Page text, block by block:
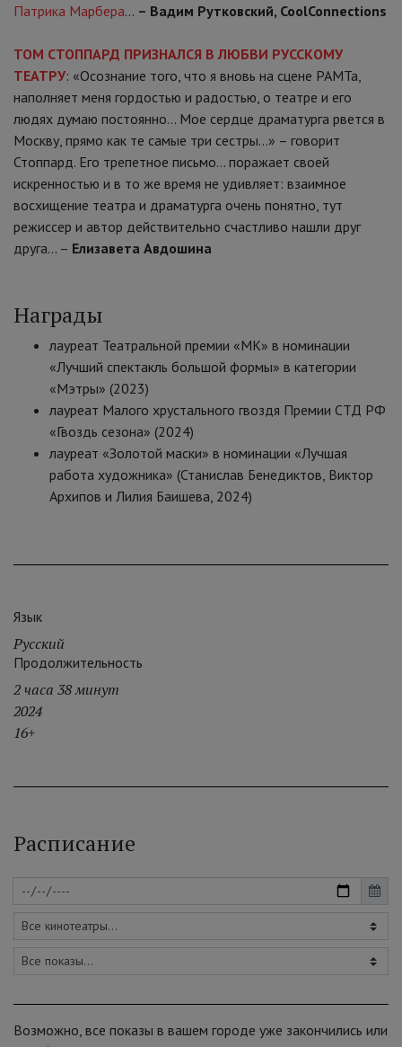
Патрика Марбера… – Вадим Рутковский, CoolConnections
ТОМ СТОППАРД ПРИЗНАЛСЯ В ЛЮБВИ РУССКОМУ
ТЕАТРУ: «Осознание того, что я вновь на сцене РАМТа,
наполняет меня гордостью и радостью, о театре и его
людях думаю постоянно… Мое сердце драматурга рвется в
Москву, прямо как те самые три сестры…» – говорит
Стоппард. Его трепетное письмо… поражает своей
искренностью и в то же время не удивляет: взаимное
восхищение театра и драматурга очень понятно, тут
режиссер и автор действительно счастливо нашли друг
друга… – Елизавета Авдошина
Награды
лауреат Театральной премии «МК» в номинации
«Лучший спектакль большой формы» в категории
«Мэтры» (2023)
лауреат Малого хрустального гвоздя Премии СТД РФ
«Гвоздь сезона» (2024)
лауреат «Золотой маски» в номинации «Лучшая
работа художника» (Станислав Бенедиктов, Виктор
Архипов и Лилия Баишева, 2024)
Язык
Русский
Продолжительность
2 часа 38 минут
2024
16+
Расписание
Возможно, все показы в вашем городе уже закончились или